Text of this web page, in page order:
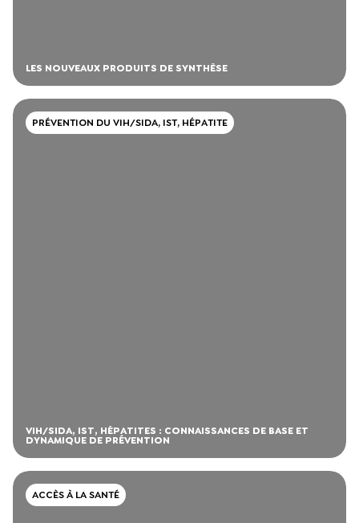
LES NOUVEAUX PRODUITS DE SYNTHÈSE
PRÉVENTION DU VIH/SIDA, IST, HÉPATITE
VIH/SIDA, IST, HÉPATITES : CONNAISSANCES DE BASE ET
DYNAMIQUE DE PRÉVENTION
ACCÈS À LA SANTÉ